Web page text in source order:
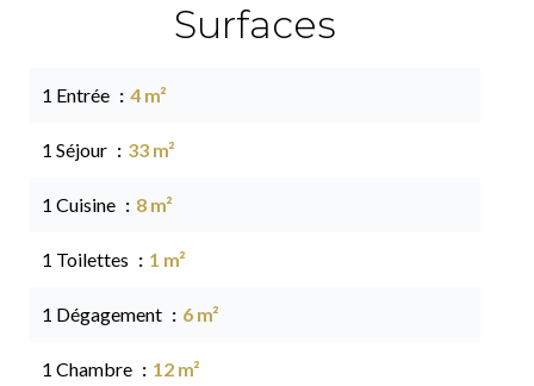
Surfaces
1 Entrée 4 m²
1 Séjour 33 m²
1 Cuisine 8 m²
1 Toilettes 1 m²
1 Dégagement 6 m²
1 Chambre 12 m²